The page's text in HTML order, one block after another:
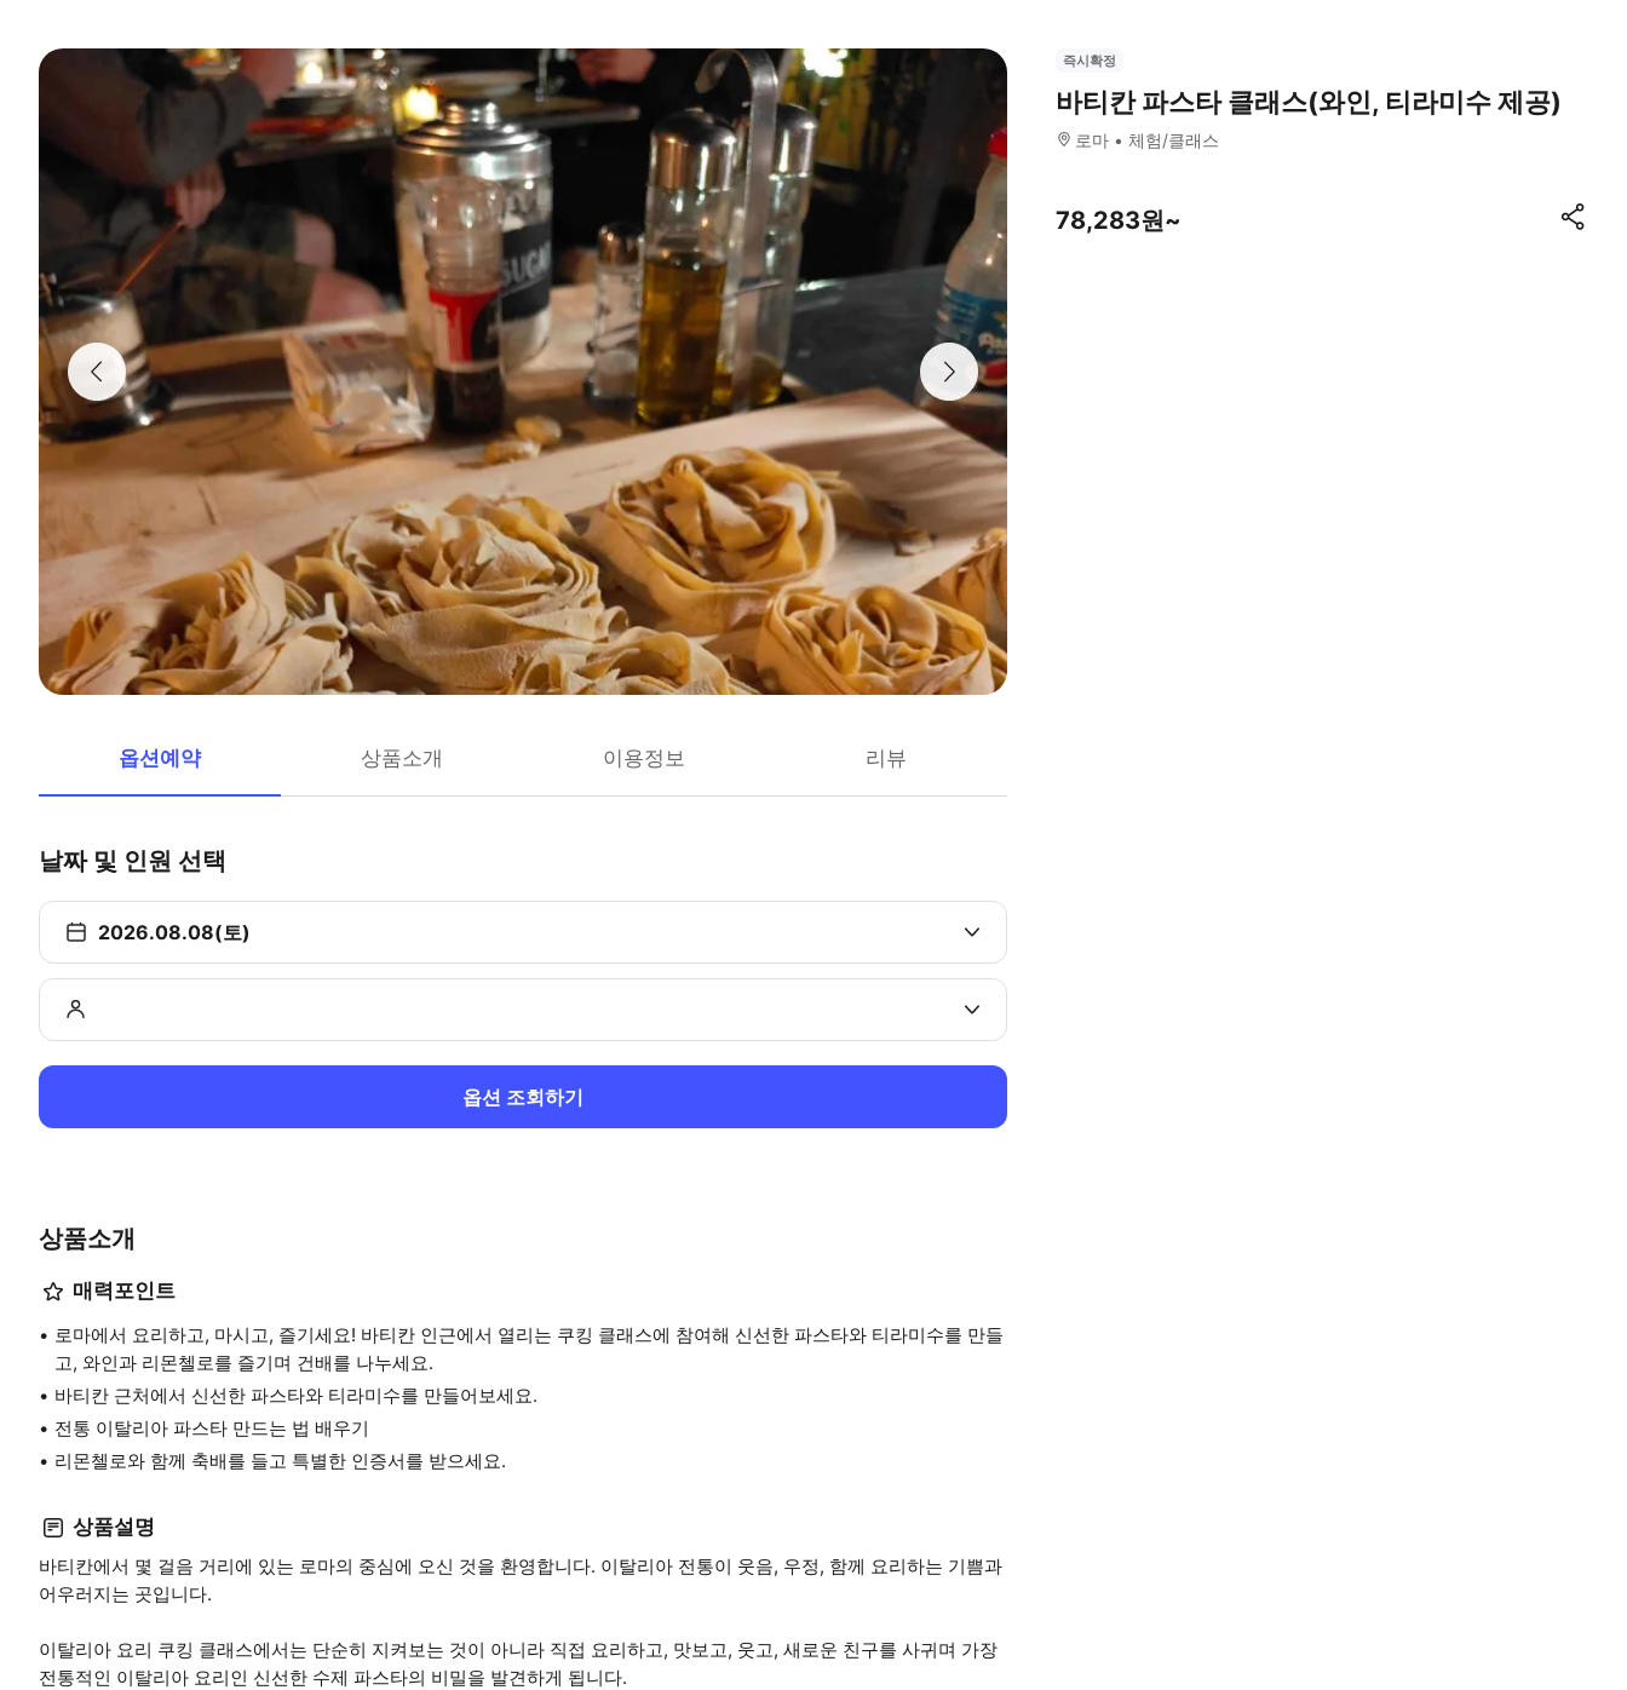
옵션예약 상품소개 이용정보 리뷰
날짜 및 인원 선택
2026.08.08(토)
옵션 조회하기
상품소개
매력포인트
로마에서 요리하고, 마시고, 즐기세요! 바티칸 인근에서 열리는 쿠킹 클래스에 참여해 신선한 파스타와 티라미수를 만들
고, 와인과 리몬첼로를 즐기며 건배를 나누세요.
바티칸 근처에서 신선한 파스타와 티라미수를 만들어보세요.
전통 이탈리아 파스타 만드는 법 배우기
리몬첼로와 함께 축배를 들고 특별한 인증서를 받으세요.
상품설명
바티칸에서 몇 걸음 거리에 있는 로마의 중심에 오신 것을 환영합니다. 이탈리아 전통이 웃음, 우정, 함께 요리하는 기쁨과
어우러지는 곳입니다.
이탈리아 요리 쿠킹 클래스에서는 단순히 지켜보는 것이 아니라 직접 요리하고, 맛보고, 웃고, 새로운 친구를 사귀며 가장
전통적인 이탈리아 요리인 신선한 수제 파스타의 비밀을 발견하게 됩니다.
즉시확정
바티칸 파스타 클래스(와인, 티라미수 제공)
로마 체험/클래스
78,283원~